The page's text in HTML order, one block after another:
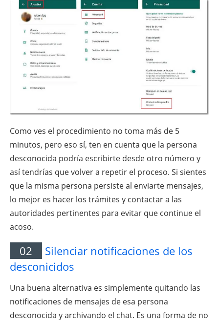
Como ves el procedimiento no toma más de 5
minutos, pero eso sí, ten en cuenta que la persona
desconocida podría escribirte desde otro número y
así tendrías que volver a repetir el proceso. Si sientes
que la misma persona persiste al enviarte mensajes,
lo mejor es hacer los trámites y contactar a las
autoridades pertinentes para evitar que continue el
acoso.
02
Silenciar notificaciones de los
desconicidos
Una buena alternativa es simplemente quitando las
notificaciones de mensajes de esa persona
desconocida y archivando el chat. Es una forma de no